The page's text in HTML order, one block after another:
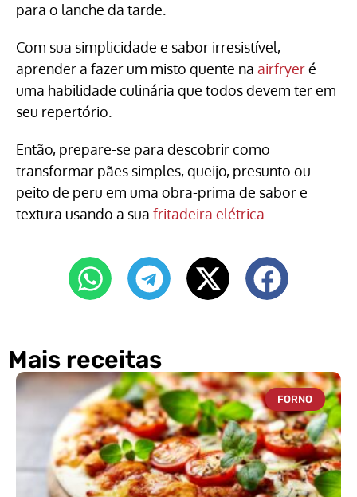
para o lanche da tarde.
Com sua simplicidade e sabor irresistível,
aprender a fazer um misto quente na airfryeré
uma habilidade culinária que todos devem ter em
seu repertório.
Então, prepare-se para descobrir como
transformar pães simples, queijo, presunto ou
peito de peru em uma obra-prima de sabor e
textura usando a sua fritadeira elétrica.
Mais receitas
FORNO